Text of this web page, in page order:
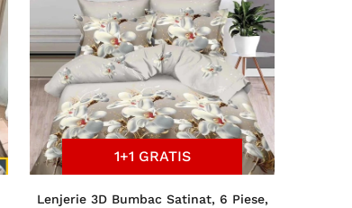
1+1 GRATIS
Lenjerie 3D Bumbac Satinat, 6 Piese,